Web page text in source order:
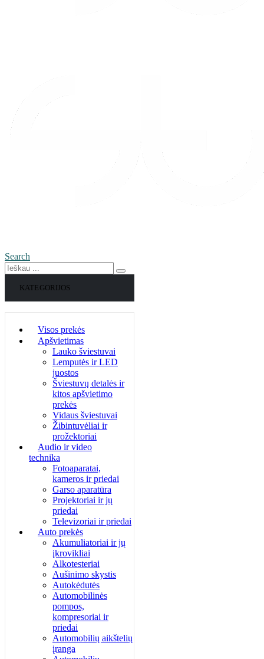
Search
KATEGORIJOS
Visos prekės
Apšvietimas
Lauko šviestuvai
Lemputės ir LED
juostos
Šviestuvų detalės ir
kitos apšvietimo
prekės
Vidaus šviestuvai
Žibintuvėliai ir
prožektoriai
Audio ir video
technika
Fotoaparatai,
kameros ir priedai
Garso aparatūra
Projektoriai ir jų
priedai
Televizoriai ir priedai
Auto prekės
Akumuliatoriai ir jų
įkrovikliai
Alkotesteriai
Aušinimo skystis
Autokėdutės
Automobilinės
pompos,
kompresoriai ir
priedai
Automobilių aikštelių
įranga